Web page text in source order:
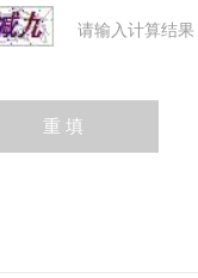
请输入计算结